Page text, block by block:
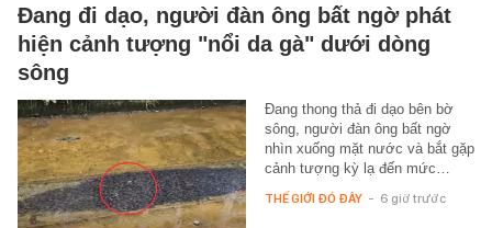
Đang đi dạo, người đàn ông bất ngờ phát
hiện cảnh tượng "nổi da gà" dưới dòng
sông
Đang thong thả đi dạo bên bờ
sông, người đàn ông bất ngờ
nhìn xuống mặt nước và bắt gặp
cảnh tượng kỳ lạ đến mức…
THẾ GIỚI ĐÓ ĐÂY - 6 giờ trước